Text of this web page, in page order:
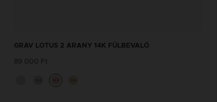
GRAV LOTUS 2 ARANY 14K FÜLBEVALÓ
89 000 Ft